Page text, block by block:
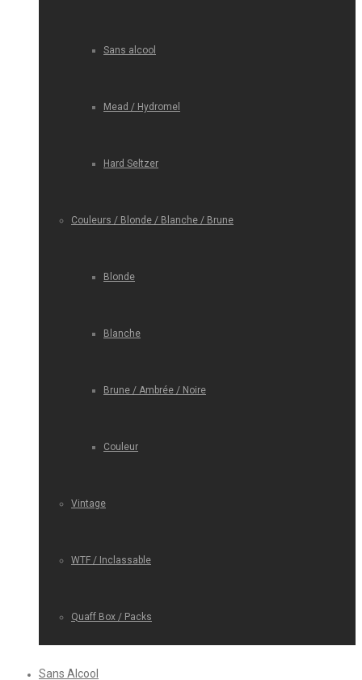
Sans alcool
Mead / Hydromel
Hard Seltzer
Couleurs / Blonde / Blanche / Brune
Blonde
Blanche
Brune / Ambrée / Noire
Couleur
Vintage
WTF / Inclassable
Quaff Box / Packs
Sans Alcool